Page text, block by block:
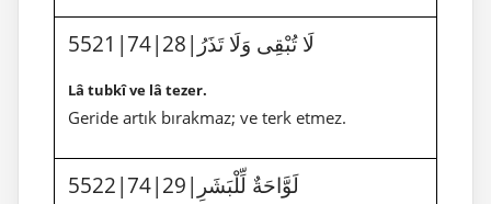
5521|74|28|لَا تُبْقِى وَلَا تَذَرُ
Lâ tubkî ve lâ tezer.
Geride artık bırakmaz; ve terk etmez.
5522|74|29|لَوَّاحَةٌ لِّلْبَشَرِ